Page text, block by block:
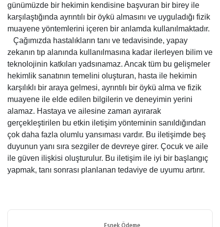
günümüzde bir hekimin kendisine başvuran bir birey ile
karşılaştığında ayrıntılı bir öykü almasını ve uyguladığı fizik
muayene yöntemlerini içeren bir anlamda kullanılmaktadır.
Çağımızda hastalıkların tanı ve tedavisinde, yapay
zekanın tıp alanında kullanılmasına kadar ilerleyen bilim ve
teknolojinin katkıları yadsınamaz. Ancak tüm bu gelişmeler
hekimlik sanatının temelini oluşturan, hasta ile hekimin
karşılıklı bir araya gelmesi, ayrıntılı bir öykü alma ve fizik
muayene ile elde edilen bilgilerin ve deneyimin yerini
alamaz. Hastaya ve ailesine zaman ayırarak
gerçekleştirilen bu etkin iletişim yönteminin sanıldığından
çok daha fazla olumlu yansıması vardır. Bu iletişimde beş
duyunun yanı sıra sezgiler de devreye girer. Çocuk ve aile
ile güven ilişkisi oluşturulur. Bu iletişim ile iyi bir başlangıç
yapmak, tanı sonrası planlanan tedaviye de uyumu artırır.
Bu ürüne ilk yorumu siz yapın!
Görüş ve önerileriniz için teşekkür ederiz.
Esnek Ödeme